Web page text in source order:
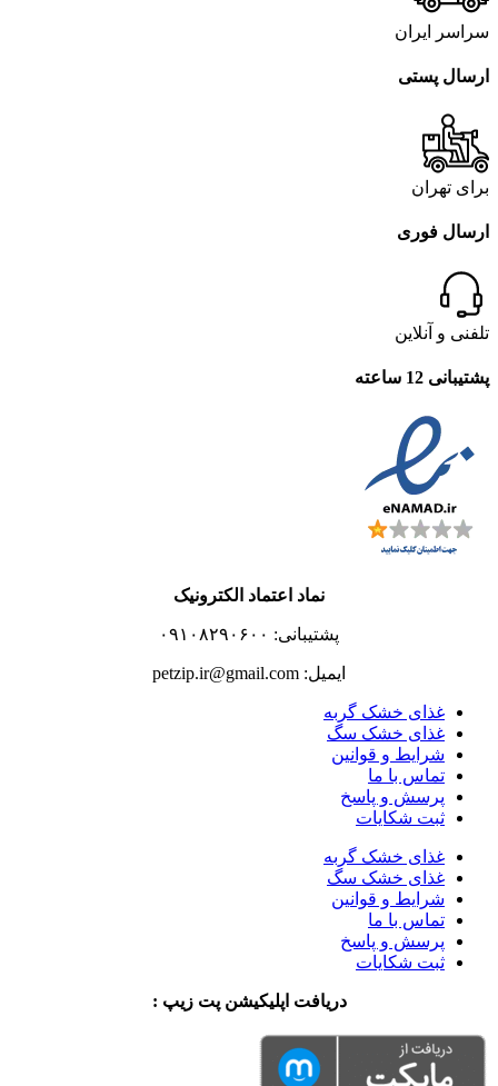
سراسر ایران
ارسال پستی
برای تهران
ارسال فوری
تلفنی و آنلاین
پشتیبانی 12 ساعته
نماد اعتماد الکترونیک
پشتیبانی: ۰۹۱۰۸۲۹۰۶۰۰
ایمیل: petzip.ir@gmail.com
غذای خشک گربه
غذای خشک سگ
شرایط و قوانین
تماس با ما
پرسش و پاسخ
ثبت شکایات
غذای خشک گربه
غذای خشک سگ
شرایط و قوانین
تماس با ما
پرسش و پاسخ
ثبت شکایات
دریافت اپلیکیشن پت زیپ :